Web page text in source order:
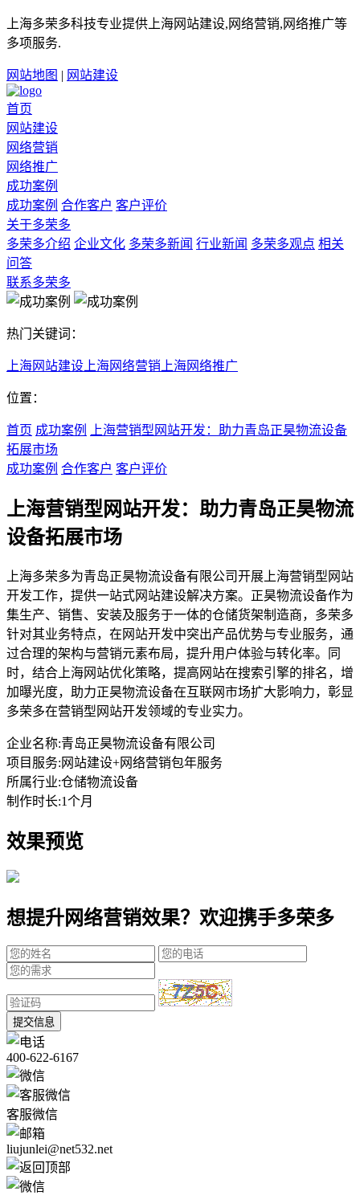
上海多荣多科技专业提供上海网站建设,网络营销,网络推广等
多项服务.
网站地图 | 网站建设
首页
网站建设
网络营销
网络推广
成功案例
成功案例 合作客户 客户评价
关于多荣多
多荣多介绍 企业文化 多荣多新闻 行业新闻 多荣多观点 相关
问答
联系多荣多
热门关键词：
上海网站建设 上海网络营销 上海网络推广
位置：
首页 成功案例
上海营销型网站开发：助力青岛正昊物流设备
拓展市场
成功案例 合作客户 客户评价
上海营销型网站开发：助力青岛正昊物流
设备拓展市场
上海多荣多为青岛正昊物流设备有限公司开展上海营销型网站
开发工作，提供一站式网站建设解决方案。正昊物流设备作为
集生产、销售、安装及服务于一体的仓储货架制造商，多荣多
针对其业务特点，在网站开发中突出产品优势与专业服务，通
过合理的架构与营销元素布局，提升用户体验与转化率。同
时，结合上海网站优化策略，提高网站在搜索引擎的排名，增
加曝光度，助力正昊物流设备在互联网市场扩大影响力，彰显
多荣多在营销型网站开发领域的专业实力。
企业名称:青岛正昊物流设备有限公司
项目服务: 网站建设+网络营销包年服务
所属行业:仓储物流设备
制作时长:1个月
效果预览
想提升网络营销效果？欢迎携手多荣多
提交信息
400-622-6167
客服微信
liujunlei@net532.net